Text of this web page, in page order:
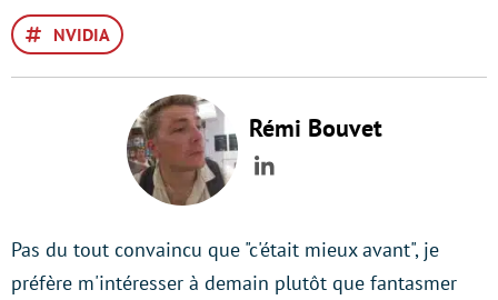
NVIDIA
Rémi Bouvet
LinkedIn
Pas du tout convaincu que "c'était mieux avant", je
préfère m'intéresser à demain plutôt que fantasmer